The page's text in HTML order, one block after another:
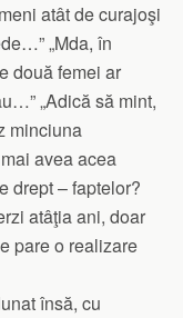
atât de curajoşi
„Mda, în
două femei ar
„Adică să mint,
minciuna
avea acea
drept – faptelor?
atâţia ani, doar
pare o realizare
însă, cu